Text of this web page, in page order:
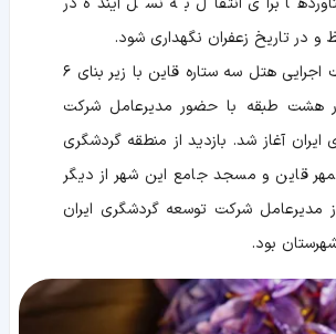
در تاریخ زعفران نگهداری شود.
همچنین عملیات اجرایی هتل سه ستاره قاین با زیر بنای ۶
در هشت طبقه با حضور مدیرعامل شرکت
آغاز شد. بازدید از منطقه گردشگری
قاین و مسجد جامع این شهر از دیگر
مدیرعامل شرکت توسعه گردشگری ایران
بود.